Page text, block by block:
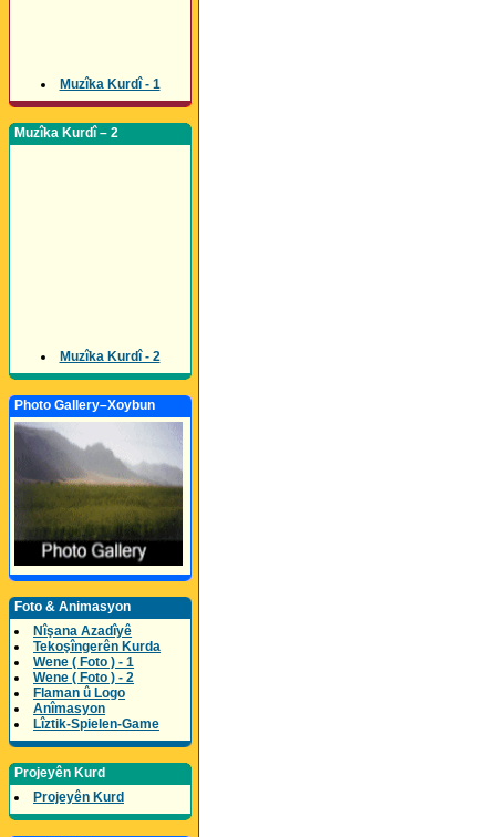
Muzîka Kurdî - 1
Muzîka Kurdî – 2
Muzîka Kurdî - 2
Photo Gallery–Xoybun
Foto & Animasyon
Nîşana Azadîyê
Tekoşîngerên Kurda
Wene ( Foto ) - 1
Wene ( Foto ) - 2
Flaman û Logo
Anîmasyon
Lîztik-Spielen-Game
Projeyên Kurd
Projeyên Kurd